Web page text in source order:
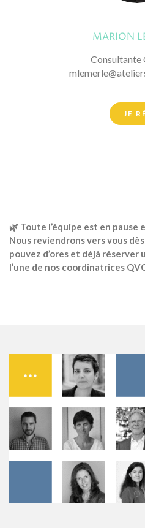
MARION
Consultante
JE
🌿 Toute l’équipe est en pause
Nous reviendrons vers vous
pouvez d’ores et déjà réserver
l’une de nos coordinatrices